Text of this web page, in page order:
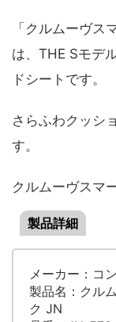
「クルムーヴス
は、THE Sモデ
ドシートです。
さらふわクッシ
す。
クルムーヴスマ
製品詳細
メーカー：コ
製品名：クル
ク JN